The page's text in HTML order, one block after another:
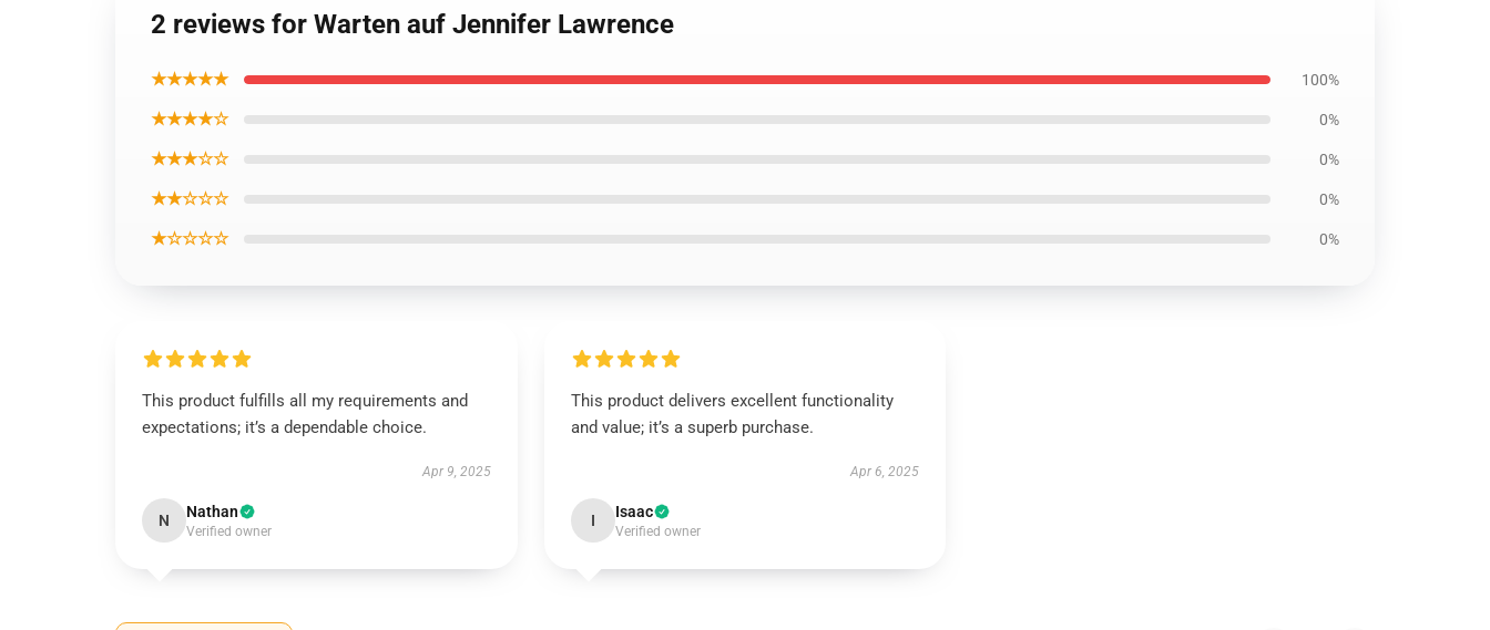
2 reviews for Warten auf Jennifer Lawrence
★★★★★ 100%
★★★★☆ 0%
★★★☆☆ 0%
★★☆☆☆ 0%
★☆☆☆☆ 0%
This product fulfills all my requirements and
expectations; it’s a dependable choice.
Apr 9, 2025
N Nathan
Verified owner
This product delivers excellent functionality
and value; it’s a superb purchase.
Apr 6, 2025
I Isaac
Verified owner